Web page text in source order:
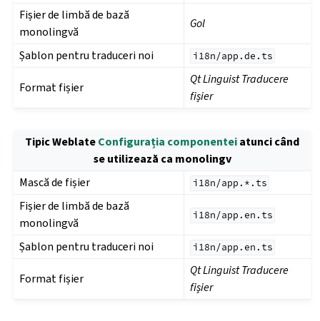
Fișier de limbă de bază
monolingvă
Gol
Șablon pentru traduceri noi i18n/app.de.ts
Format fișier
Qt Linguist Traducere
fișier
Tipic WeblateConfigurația componenteiatunci când
se utilizează ca monolingv
Mască de fișier
i18n/app.*.ts
Fișier de limbă de bază
monolingvă
i18n/app.en.ts
Șablon pentru traduceri noi i18n/app.en.ts
Format fișier
Qt Linguist Traducere
fișier